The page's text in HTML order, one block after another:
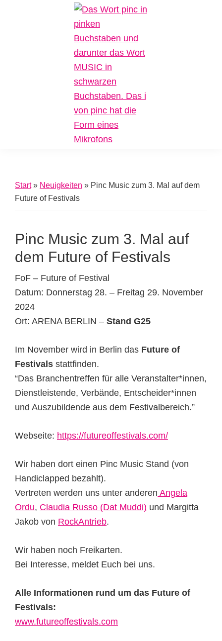
Inklusive
Musik
Start» Neuigkeiten » Pinc Music zum 3. Mal auf dem
Future of Festivals
Pinc Music zum 3. Mal auf
dem Future of Festivals
FoF – Future of Festival
Datum: Donnerstag 28. – Freitag 29. November
2024
Ort: ARENA BERLIN – Stand G25
Im November wird in Berlin das Future of
Festivals stattfinden.
“Das Branchentreffen für alle Veranstalter*innen,
Dienstleistende, Verbände, Entscheider*innen
und Auszubildende aus dem Festivalbereich.”
Webseite: https://futureoffestivals.com/
Wir haben dort einen Pinc Music Stand (von
Handiclapped bezahlt).
Vertreten werden uns unter anderen Angela
Ordu, Claudia Russo (Dat Muddi) und Margitta
Jakob von RockAntrieb.
Wir haben noch Freikarten.
Bei Interesse, meldet Euch bei uns.
Alle Informationen rund um das Future of
Festivals:
www.futureoffestivals.com